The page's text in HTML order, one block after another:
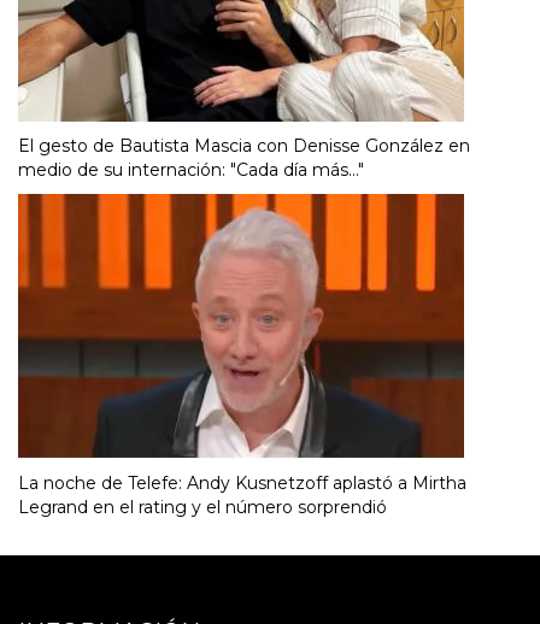
El gesto de Bautista Mascia con Denisse González en
medio de su internación: "Cada día más..."
La noche de Telefe: Andy Kusnetzoff aplastó a Mirtha
Legrand en el rating y el número sorprendió